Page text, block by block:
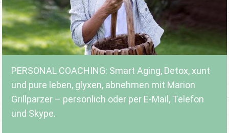
PERSONAL COACHING: Smart Aging, Detox, xunt
und pure leben, glyxen, abnehmen mit Marion
Grillparzer – persönlich oder per E-Mail, Telefon
und Skype.